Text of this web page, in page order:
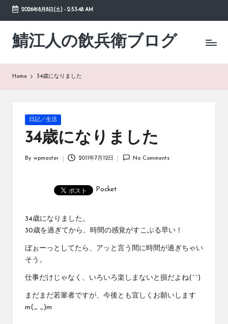
Skip
content
2026年8月8日(土)- 2:53:48 AM
鯖江人の飲兵衛ブログ
日々
の
Home 34歳になりました
Posted
日記／生活
34歳になりました
By wpmaster 2011年7月12日 No Comments
Pocket
34歳になりました。
30歳を過ぎてから、時間の感覚がすこぶる早い！
ぼぉーっとしてたら、アッと言う間に時間が過ぎちゃい
そう。
仕事だけじゃなく、いろいろ楽しまないと損だよね(^^)
まだまだ若輩者ですが、今後とも宜しくお願いします
m(_ _)m